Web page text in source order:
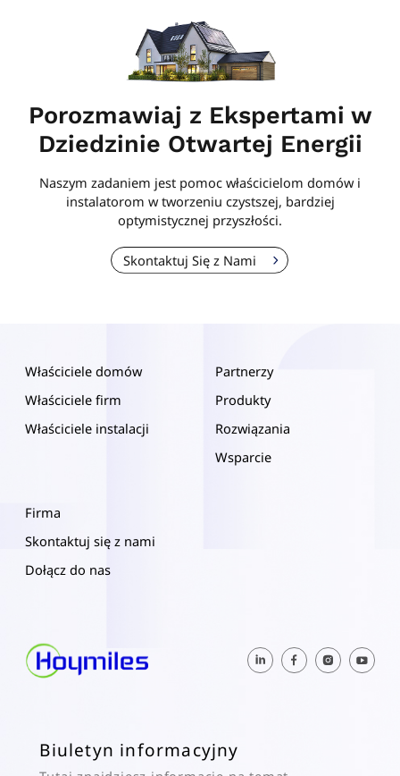
Porozmawiaj z Ekspertami w
Dziedzinie Otwartej Energii
Naszym zadaniem jest pomoc właścicielom domów i
instalatorom w tworzeniu czystszej, bardziej
optymistycznej przyszłości.
Skontaktuj Się z Nami
Właściciele domów
Właściciele firm
Właściciele instalacji
Partnerzy
Produkty
Rozwiązania
Wsparcie
Firma
Skontaktuj się z nami
Dołącz do nas
Biuletyn informacyjny